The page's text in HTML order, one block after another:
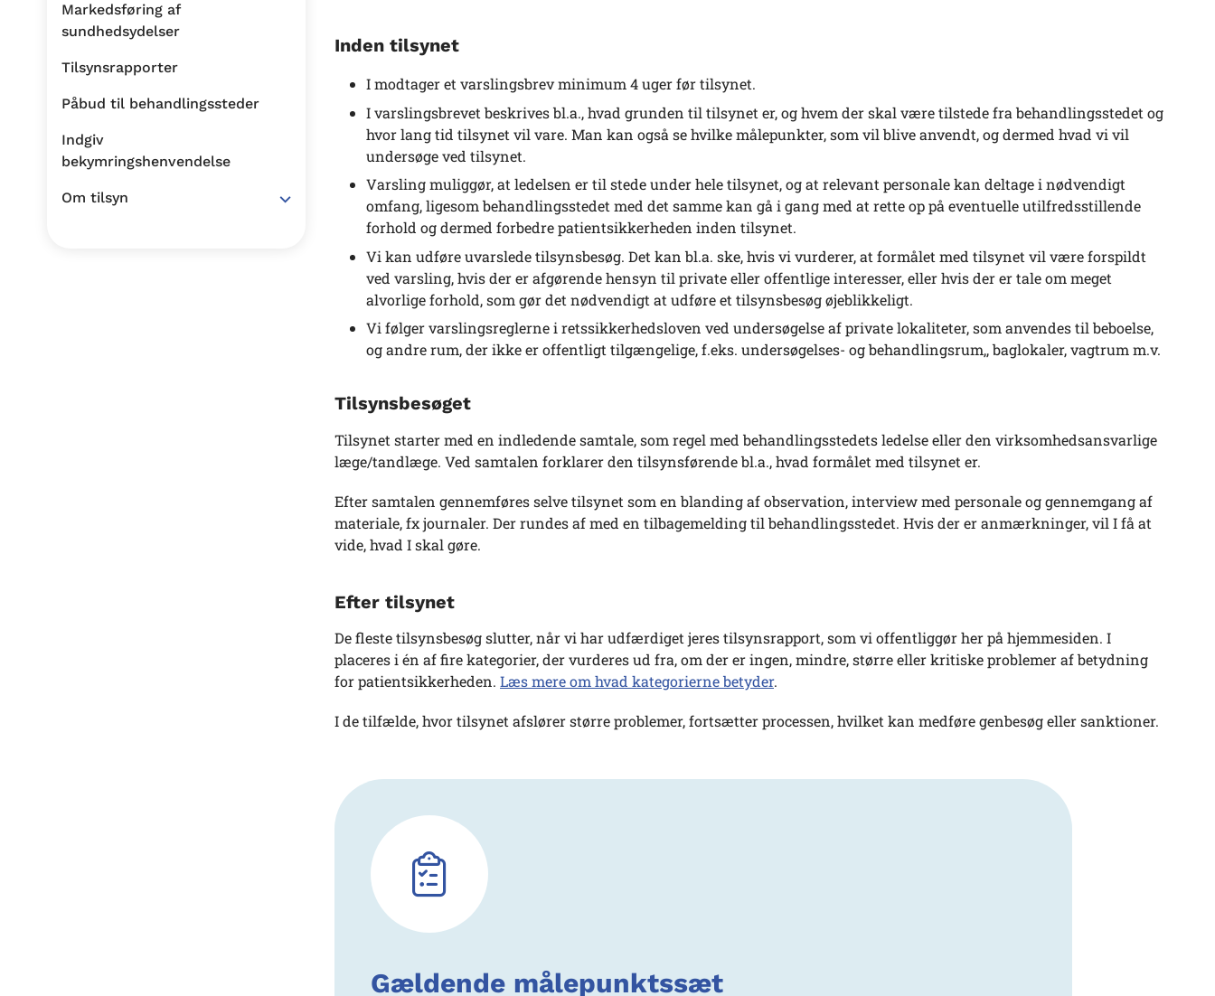
Markedsføring af
sundhedsydelser
Tilsynsrapporter
Påbud til behandlingssteder
Indgiv
bekymringshenvendelse
Om tilsyn
Inden tilsynet
I modtager et varslingsbrev minimum 4 uger før tilsynet.
I varslingsbrevet beskrives bl.a., hvad grunden til tilsynet er, og hvem der skal være tilstede fra behandlingsstedet og
hvor lang tid tilsynet vil vare. Man kan også se hvilke målepunkter, som vil blive anvendt, og dermed hvad vi vil
undersøge ved tilsynet.
Varsling muliggør, at ledelsen er til stede under hele tilsynet, og at relevant personale kan deltage i nødvendigt
omfang, ligesom behandlingsstedet med det samme kan gå i gang med at rette op på eventuelle utilfredsstillende
forhold og dermed forbedre patientsikkerheden inden tilsynet.
Vi kan udføre uvarslede tilsynsbesøg. Det kan bl.a. ske, hvis vi vurderer, at formålet med tilsynet vil være forspildt
ved varsling, hvis der er afgørende hensyn til private eller offentlige interesser, eller hvis der er tale om meget
alvorlige forhold, som gør det nødvendigt at udføre et tilsynsbesøg øjeblikkeligt.
Vi følger varslingsreglerne i retssikkerhedsloven ved undersøgelse af private lokaliteter, som anvendes til beboelse,
og andre rum, der ikke er offentligt tilgængelige, f.eks. undersøgelses- og behandlingsrum,, baglokaler, vagtrum m.v.
Tilsynsbesøget
Tilsynet starter med en indledende samtale, som regel med behandlingsstedets ledelse eller den virksomhedsansvarlige
læge/tandlæge. Ved samtalen forklarer den tilsynsførende bl.a., hvad formålet med tilsynet er.
Efter samtalen gennemføres selve tilsynet som en blanding af observation, interview med personale og gennemgang af
materiale, fx journaler. Der rundes af med en tilbagemelding til behandlingsstedet. Hvis der er anmærkninger, vil I få at
vide, hvad I skal gøre.
Efter tilsynet
De fleste tilsynsbesøg slutter, når vi har udfærdiget jeres tilsynsrapport, som vi offentliggør her på hjemmesiden. I
placeres i én af fire kategorier, der vurderes ud fra, om der er ingen, mindre, større eller kritiske problemer af betydning
for patientsikkerheden. Læs mere om hvad kategorierne betyder.
I de tilfælde, hvor tilsynet afslører større problemer, fortsætter processen, hvilket kan medføre genbesøg eller sanktioner.
Gældende målepunktssæt